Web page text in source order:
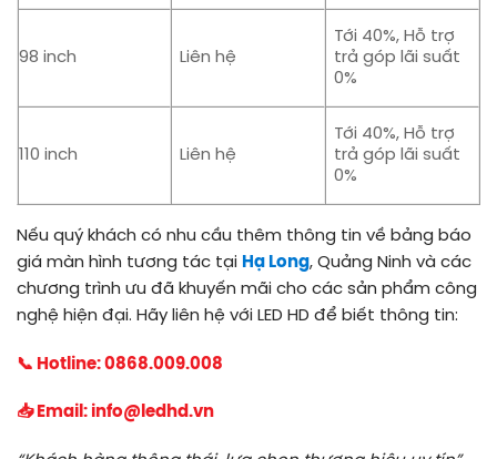
98 inch Liên hệ
Tới 40%, Hỗ trợ
trả góp lãi suất
0%
110 inch Liên hệ
Tới 40%, Hỗ trợ
trả góp lãi suất
0%
Nếu quý khách có nhu cầu thêm thông tin về bảng báo
giá màn hình tương tác tại Hạ Long, Quảng Ninh và các
chương trình ưu đã khuyến mãi cho các sản phẩm công
nghệ hiện đại. Hãy liên hệ với LED HD để biết thông tin:
📞 Hotline:0868.009.008
📥 Email: info@ledhd.vn